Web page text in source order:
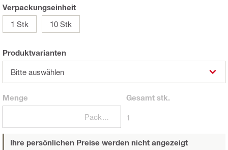
Verpackungseinheit
1 Stk
10 Stk
Produktvarianten
Bitte auswählen
Menge Gesamtstk.
1
Ihre persönlichen Preise werden nicht angezeigt